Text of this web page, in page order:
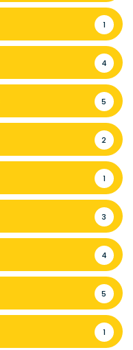
1
4
5
2
1
3
4
5
1